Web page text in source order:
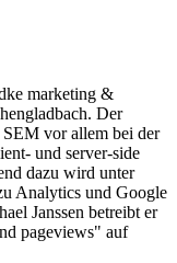
marketing &
Der
SEM vor allem bei der
und server-side
dazu wird unter
Analytics und Google
Janssen betreibt er
pageviews" auf